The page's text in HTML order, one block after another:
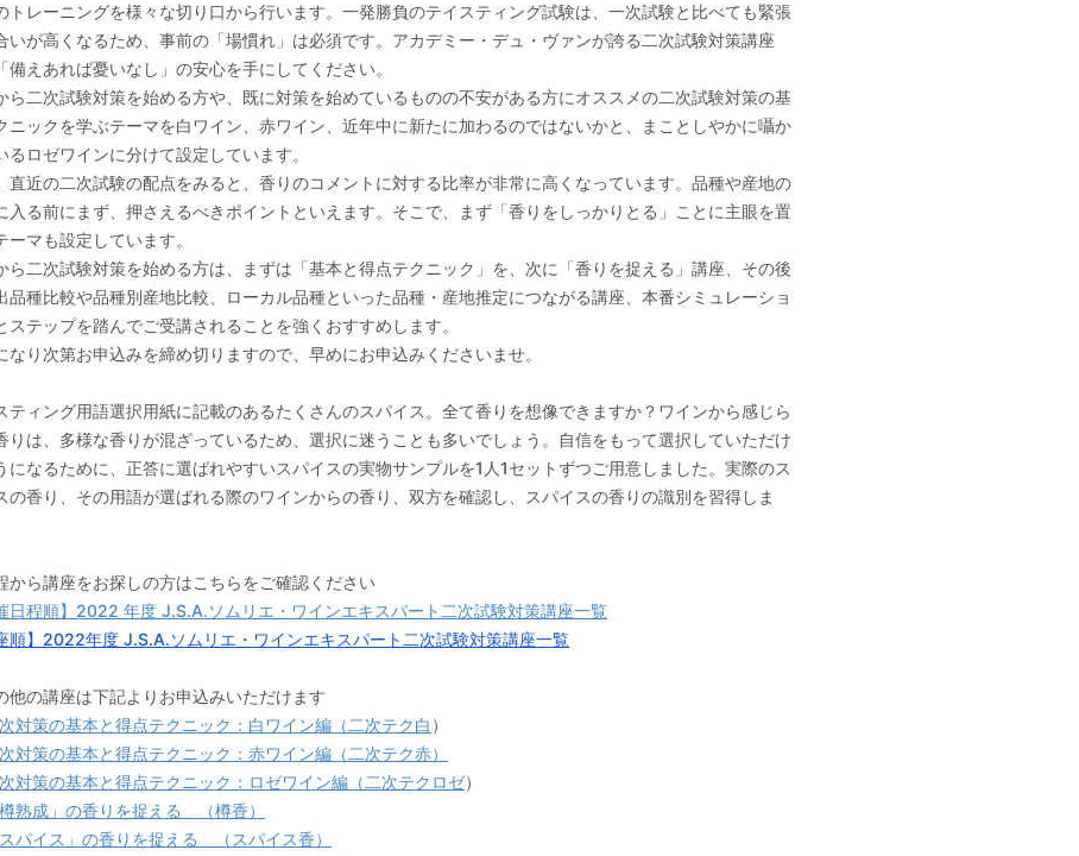
トレーニングを様々な切り口から行います。一発勝負のテイスティング試験は、一次試験と比べても緊張
いが高くなるため、事前の「場慣れ」は必須です。アカデミー・デュ・ヴァンが誇る二次試験対策講座
備えあれば憂いなし」の安心を手にしてください。
ら二次試験対策を始める方や、既に対策を始めているものの不安がある方にオススメの二次試験対策の基
ニックを学ぶテーマを白ワイン、赤ワイン、近年中に新たに加わるのではないかと、まことしやかに囁か
るロゼワインに分けて設定しています。
直近の二次試験の配点をみると、香りのコメントに対する比率が非常に高くなっています。品種や産地の
入る前にまず、押さえるべきポイントといえます。そこで、まず「香りをしっかりとる」ことに主眼を置
ーマも設定しています。
ら二次試験対策を始める方は、まずは「基本と得点テクニック」を、次に「香りを捉える」講座、その後
品種比較や品種別産地比較、ローカル品種といった品種・産地推定につながる講座、本番シミュレーショ
ステップを踏んでご受講されることを強くおすすめします。
なり次第お申込みを締め切りますので、早めにお申込みくださいませ。
ティング用語選択用紙に記載のあるたくさんのスパイス。全て香りを想像できますか？ワインから感じら
りは、多様な香りが混ざっているため、選択に迷うことも多いでしょう。自信をもって選択していただけ
になるために、正答に選ばれやすいスパイスの実物サンプルを1人1セットずつご用意しました。実際のス
の香り、その用語が選ばれる際のワインからの香り、双方を確認し、スパイスの香りの識別を習得しま
ら講座をお探しの方はこちらをご確認ください
日程順】2022 年度 J.S.A.ソムリエ・ワインエキスパート二次試験対策講座一覧
順】2022年度 J.S.A.ソムリエ・ワインエキスパート二次試験対策講座一覧
の講座は下記よりお申込みいただけます
策の基本と得点テクニック：白ワイン編（二次テク白 ）
策の基本と得点テクニック：赤ワイン編（二次テク赤）
策の基本と得点テクニック：ロゼワイン編（二次テクロゼ）
熟成」の香りを捉える （樽香）
パイス」の香りを捉える （スパイス香）